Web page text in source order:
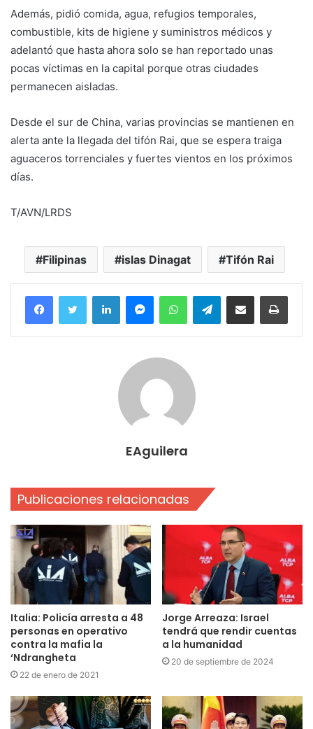
Además, pidió comida, agua, refugios temporales,
combustible, kits de higiene y suministros médicos y
adelantó que hasta ahora solo se han reportado unas
pocas víctimas en la capital porque otras ciudades
permanecen aisladas.
Desde el sur de China, varias provincias se mantienen en
alerta ante la llegada del tifón Rai, que se espera traiga
aguaceros torrenciales y fuertes vientos en los próximos
días.
T/AVN/LRDS
Filipinas islas Dinagat Tifón Rai
FacebookTwitter LinkedInMessengerWhatsAppTelegramCompartir por correo electrónico
EAguilera
Publicaciones relacionadas
Italia: Policía arresta a 48
personas en operativo
contra la mafia la
‘Ndrangheta
22 de enero de 2021
Jorge Arreaza: Israel
tendrá que rendir cuentas
a la humanidad
20 de septiembre de 2024